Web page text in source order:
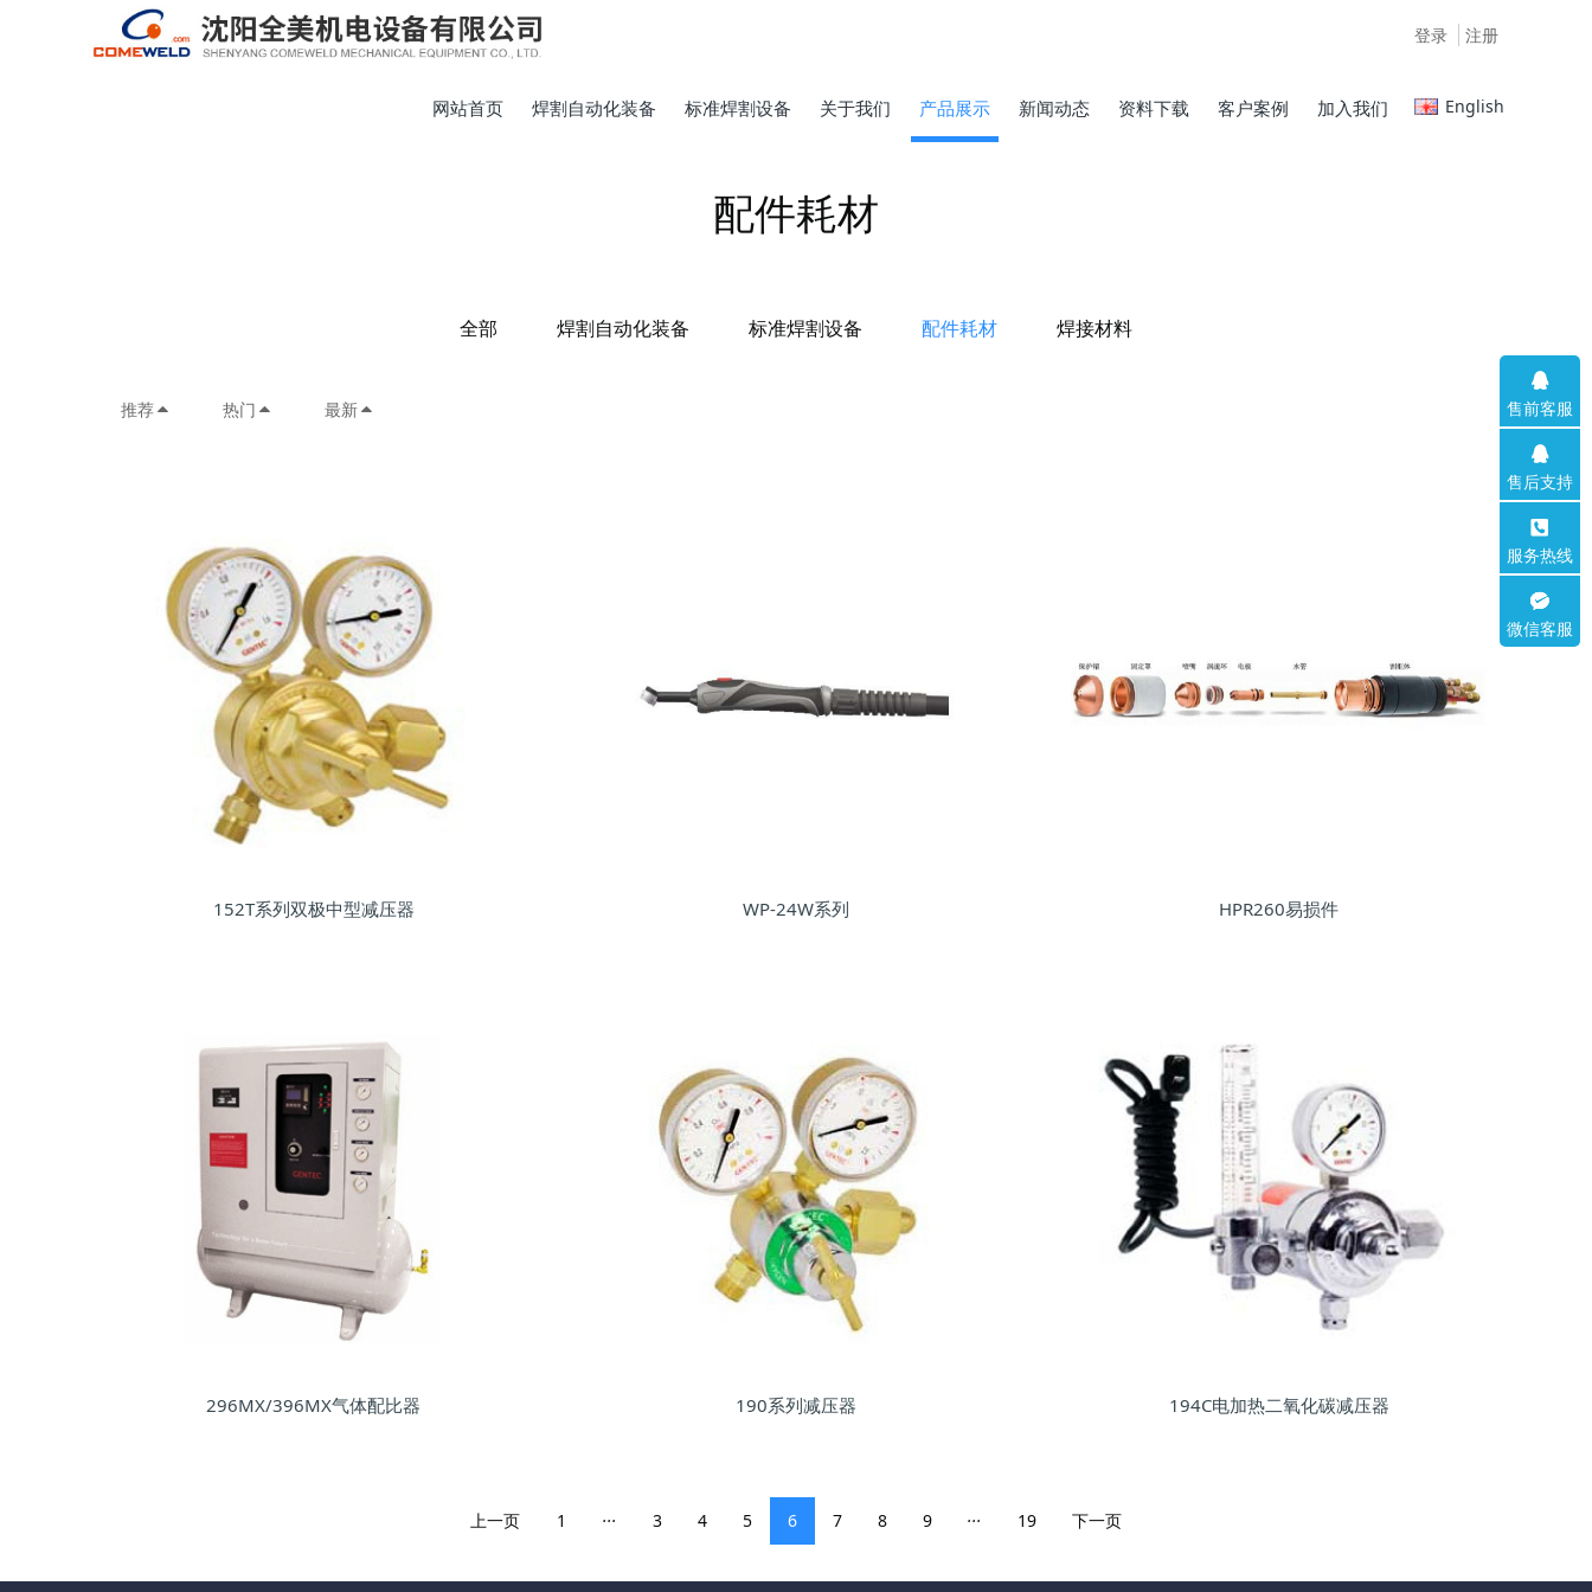
登录 注册
网站首页 焊割自动化装备 标准焊割设备 关于我们 产品展示 新闻动态 资料下载 客户案例 加入我们 English
配件耗材
全部 焊割自动化装备 标准焊割设备 配件耗材 焊接材料
推荐 热门 最新
152T系列双极中型减压器 WP-24W系列 HPR260易损件
296MX/396MX气体配比器 190系列减压器 194C电加热二氧化碳减压器
上一页 1 ... 3 4 5 6 7 8 9 ... 19 下一页
售前客服
售后支持
服务热线
微信客服